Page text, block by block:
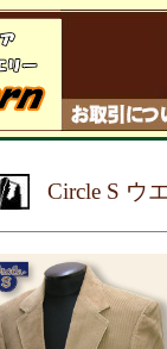
Circle S ウ